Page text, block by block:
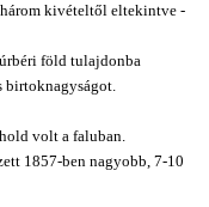
kivételtől eltekintve -
föld tulajdonba
birtoknagyságot.
volt a faluban.
1857-ben nagyobb, 7-10